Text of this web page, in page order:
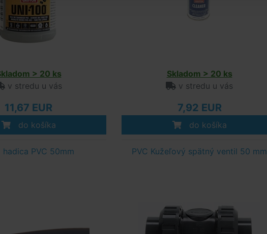
> 20 ks
v stredu u vás
11,67 EUR
do košíka
Skladom > 20 ks
v stredu u vás
7,92 EUR
do košíka
hadica PVC 50mm PVC Kužeľový spätný ventil 50 mm